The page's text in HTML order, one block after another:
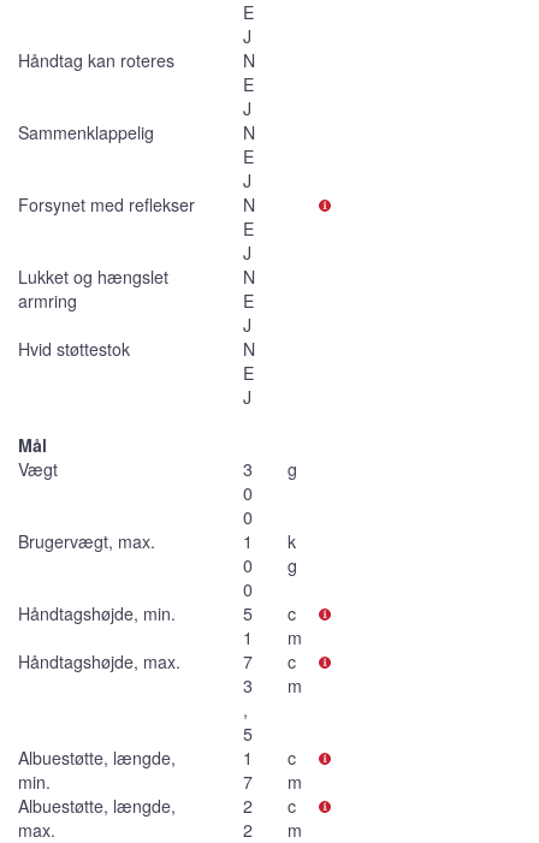
E
J
Håndtag kan roteres
N
E
J
Sammenklappelig
N
E
J
Forsynet med reflekser
N
E
J
Lukket og hængslet
armring
N
E
J
Hvid støttestok
N
E
J
Mål
Vægt
3
0
0
g
Brugervægt, max.
1
0
0
k
g
Håndtagshøjde, min.
5
1
c
m
Håndtagshøjde, max.
7
3
,
5
c
m
Albuestøtte, længde,
min.
1
7
c
m
Albuestøtte, længde,
max.
2
2
c
m